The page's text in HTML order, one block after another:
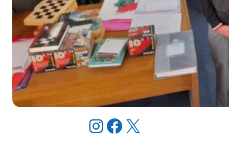
Instagram Facebook X